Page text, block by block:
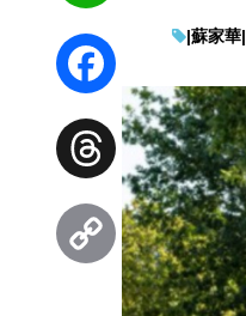
|蘇家華|
WhatsApp
Facebook
Threads
Copy